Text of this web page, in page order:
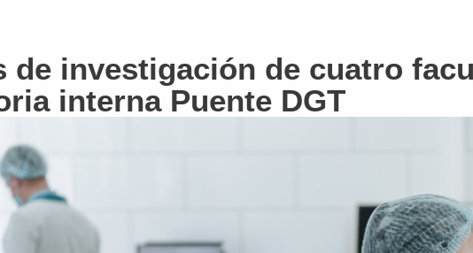
de investigación de cuatro
interna Puente DGT